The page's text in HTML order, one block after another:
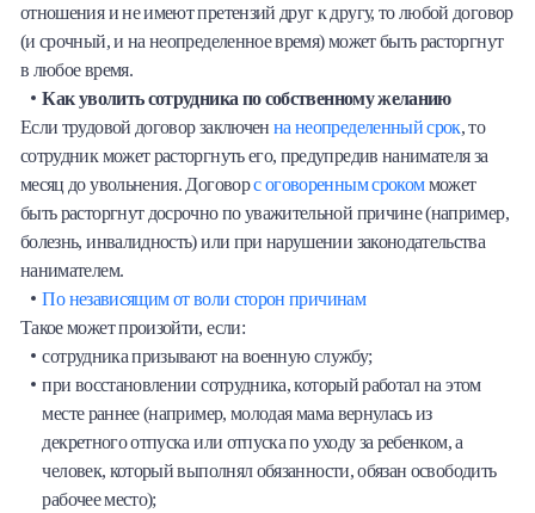
отношения и не имеют претензий друг к другу, то любой договор
(и срочный, и на неопределенное время) может быть расторгнут
в любое время.
Как уволить сотрудника по собственному желанию
Если трудовой договор заключен на неопределенный срок, то
сотрудник может расторгнуть его, предупредив нанимателя за
месяц до увольнения. Договорс оговоренным срокомможет
быть расторгнут досрочно по уважительной причине (например,
болезнь, инвалидность) или при нарушении законодательства
нанимателем.
По независящим от воли сторон причинам
Такое может произойти, если:
сотрудника призывают на военную службу;
при восстановлении сотрудника, который работал на этом
месте раннее (например, молодая мама вернулась из
декретного отпуска или отпуска по уходу за ребенком, а
человек, который выполнял обязанности, обязан освободить
рабочее место);